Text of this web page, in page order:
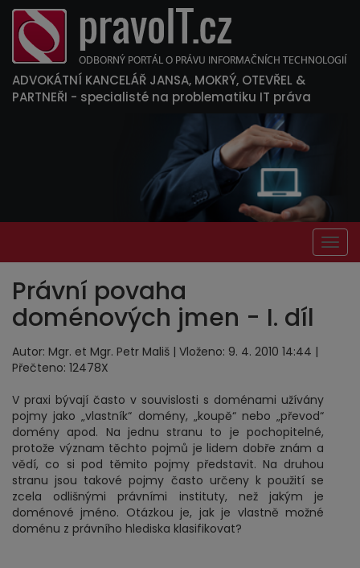
ADVOKÁTNÍ KANCELÁŘ JANSA, MOKRÝ, OTEVŘEL &
PARTNEŘI - specialisté na problematiku IT práva
Právní povaha
doménových jmen - I. díl
Autor: Mgr. et Mgr. Petr Mališ | Vloženo: 9. 4. 2010 14:44 |
Přečteno: 12478X
V praxi bývají často v souvislosti s doménami užívány
pojmy jako „vlastník“ domény, „koupě“ nebo „převod“
domény apod. Na jednu stranu to je pochopitelné,
protože význam těchto pojmů je lidem dobře znám a
vědí, co si pod těmito pojmy představit. Na druhou
stranu jsou takové pojmy často určeny k použití se
zcela odlišnými právními instituty, než jakým je
doménové jméno. Otázkou je, jak je vlastně možné
doménu z právního hlediska klasifikovat?